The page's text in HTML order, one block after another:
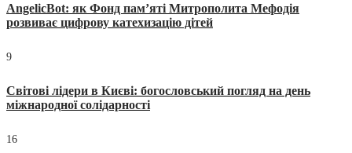
AngelicBot: як Фонд пам’яті Митрополита Мефодія
розвиває цифрову катехизацію дітей
9
Світові лідери в Києві: богословський погляд на день
міжнародної солідарності
16